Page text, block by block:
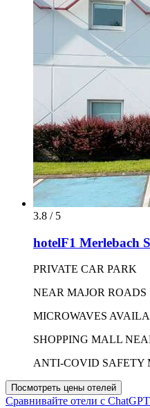
3.8 / 5
hotelF1 Merlebach
PRIVATE CAR PARK
NEAR MAJOR ROADS
MICROWAVES
SHOPPING MALL
ANTI-COVID SAFETY
Посмотреть цены отелей
Сравнивайте отели с ChatGPT